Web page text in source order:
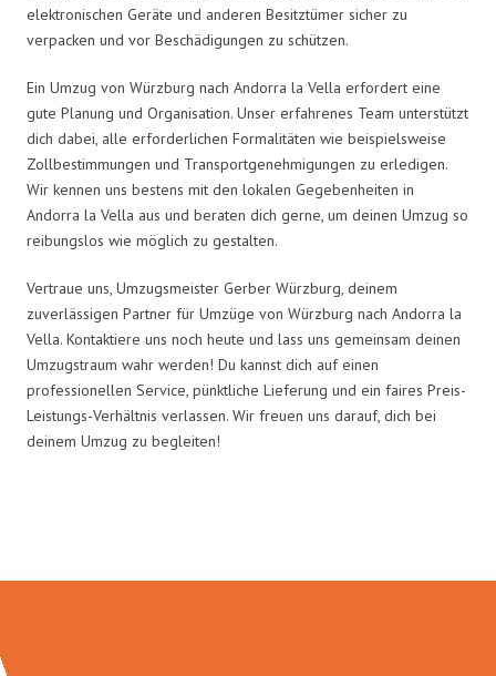
elektronischen Geräte und anderen Besitztümer sicher zu
verpacken und vor Beschädigungen zu schützen.
Ein Umzug von Würzburg nach Andorra la Vella erfordert eine
gute Planung und Organisation. Unser erfahrenes Team unterstützt
dich dabei, alle erforderlichen Formalitäten wie beispielsweise
Zollbestimmungen und Transportgenehmigungen zu erledigen.
Wir kennen uns bestens mit den lokalen Gegebenheiten in
Andorra la Vella aus und beraten dich gerne, um deinen Umzug so
reibungslos wie möglich zu gestalten.
Vertraue uns, Umzugsmeister Gerber Würzburg, deinem
zuverlässigen Partner für Umzüge von Würzburg nach Andorra la
Vella. Kontaktiere uns noch heute und lass uns gemeinsam deinen
Umzugstraum wahr werden! Du kannst dich auf einen
professionellen Service, pünktliche Lieferung und ein faires Preis-
Leistungs-Verhältnis verlassen. Wir freuen uns darauf, dich bei
deinem Umzug zu begleiten!